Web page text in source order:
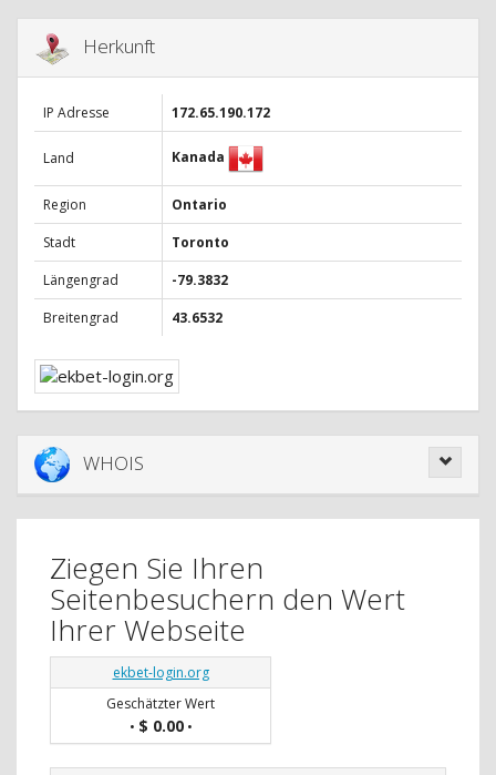
Herkunft
IP Adresse 172.65.190.172
Land Kanada
Region
Ontario
Stadt
Toronto
Längengrad
-79.3832
Breitengrad
43.6532
WHOIS
Ziegen Sie Ihren
Seitenbesuchern den Wert
Ihrer Webseite
ekbet-login.org
Geschätzter Wert
• $ 0.00•